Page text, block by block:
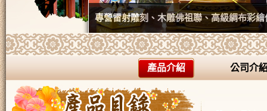
專營雷射雕刻、木雕佛祖聯、高級綢布彩
產品介紹 公司介